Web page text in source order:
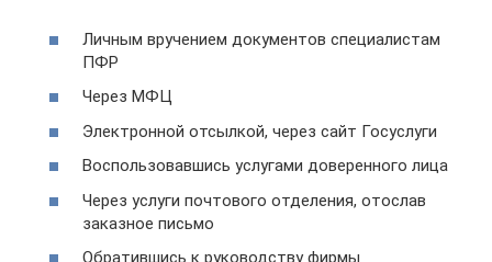
Личным вручением документов специалистам
ПФР
Через МФЦ
Электронной отсылкой, через сайт Госуслуги
Воспользовавшись услугами доверенного лица
Через услуги почтового отделения, отослав
заказное письмо
Обратившись к руководству фирмы